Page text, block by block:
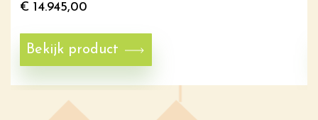
€ 14.945,00
Bekijk product